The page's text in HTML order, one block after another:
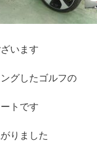
います
グしたゴルフの
トです
りました